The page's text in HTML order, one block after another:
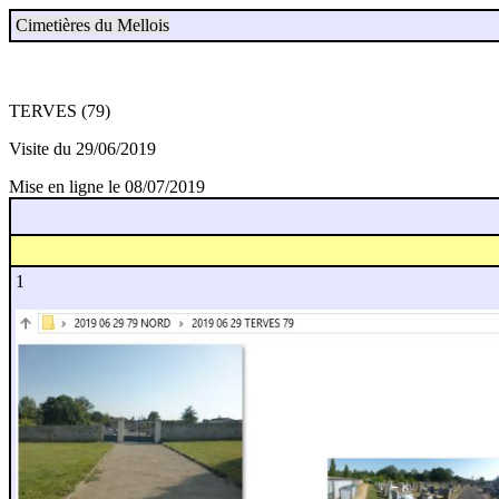
Cimetières du Mellois
TERVES (79)
Visite du 29/06/2019
Mise en ligne le 08/07/2019
1